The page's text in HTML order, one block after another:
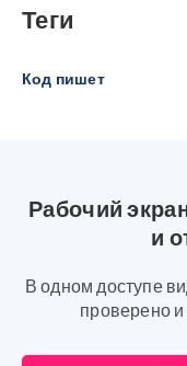
Теги
Код пишет
Рабочий
и
В одном доступе
проверено